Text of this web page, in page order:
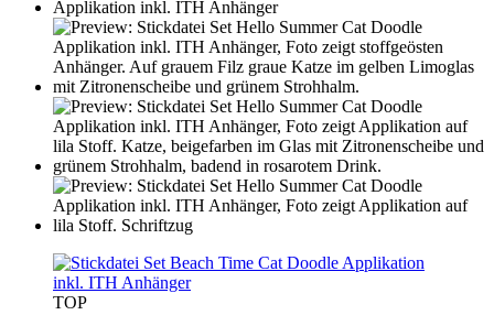
TOP